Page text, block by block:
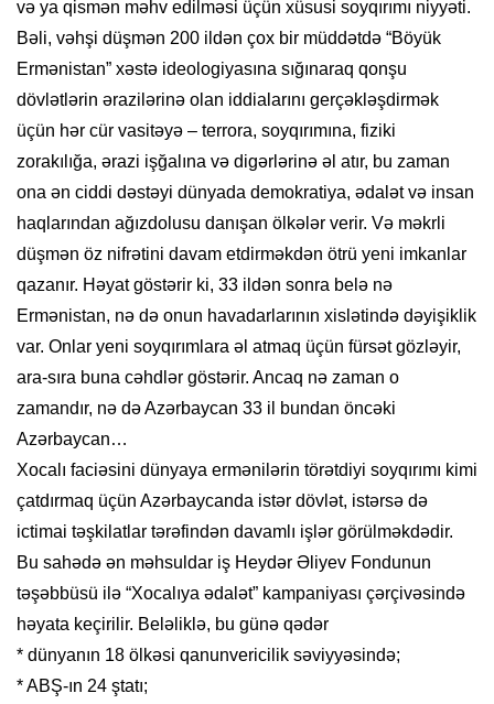
və ya qismən məhv edilməsi üçün xüsusi soyqırımı niyyəti.
Bəli, vəhşi düşmən 200 ildən çox bir müddətdə “Böyük
Ermənistan” xəstə ideologiyasına sığınaraq qonşu
dövlətlərin ərazilərinə olan iddialarını gerçəkləşdirmək
üçün hər cür vasitəyə – terrora, soyqırımına, fiziki
zorakılığa, ərazi işğalına və digərlərinə əl atır, bu zaman
ona ən ciddi dəstəyi dünyada demokratiya, ədalət və insan
haqlarından ağızdolusu danışan ölkələr verir. Və məkrli
düşmən öz nifrətini davam etdirməkdən ötrü yeni imkanlar
qazanır. Həyat göstərir ki, 33 ildən sonra belə nə
Ermənistan, nə də onun havadarlarının xislətində dəyişiklik
var. Onlar yeni soyqırımlara əl atmaq üçün fürsət gözləyir,
ara-sıra buna cəhdlər göstərir. Ancaq nə zaman o
zamandır, nə də Azərbaycan 33 il bundan öncəki
Azərbaycan…
Xocalı faciəsini dünyaya ermənilərin törətdiyi soyqırımı kimi
çatdırmaq üçün Azərbaycanda istər dövlət, istərsə də
ictimai təşkilatlar tərəfindən davamlı işlər görülməkdədir.
Bu sahədə ən məhsuldar iş Heydər Əliyev Fondunun
təşəbbüsü ilə “Xocalıya ədalət” kampaniyası çərçivəsində
həyata keçirilir. Beləliklə, bu günə qədər
* dünyanın 18 ölkəsi qanunvericilik səviyyəsində;
* ABŞ-ın 24 ştatı;